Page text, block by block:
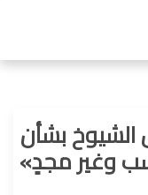
بشأن
وغير مجدٍ»